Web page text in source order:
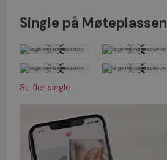
Single på Møteplassen
Se fler single